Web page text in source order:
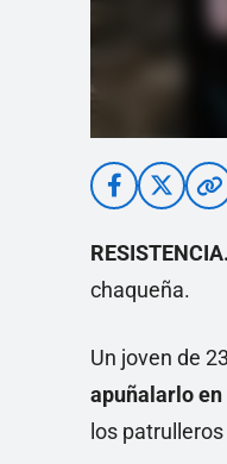
RESISTENCIA.
chaqueña.
Un joven de
apuñalarlo
los